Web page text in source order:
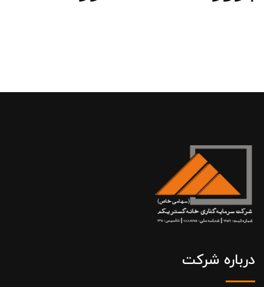
درباره شرکت